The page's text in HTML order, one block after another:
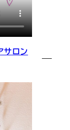
サロン